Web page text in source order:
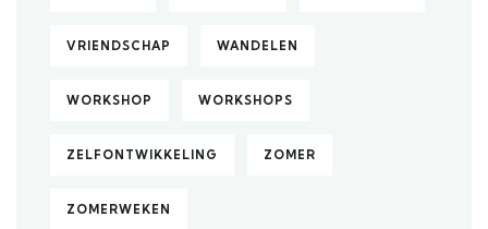
VRIENDSCHAP WANDELEN
WORKSHOP WORKSHOPS
ZELFONTWIKKELING ZOMER
ZOMERWEKEN